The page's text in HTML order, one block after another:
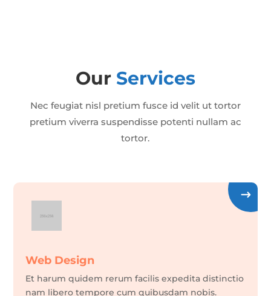
Our Services
Nec feugiat nisl pretium fusce id velit ut tortor
pretium viverra suspendisse potenti nullam ac
tortor.
Web Design
Et harum quidem rerum facilis expedita distinctio
nam libero tempore cum quibusdam nobis.